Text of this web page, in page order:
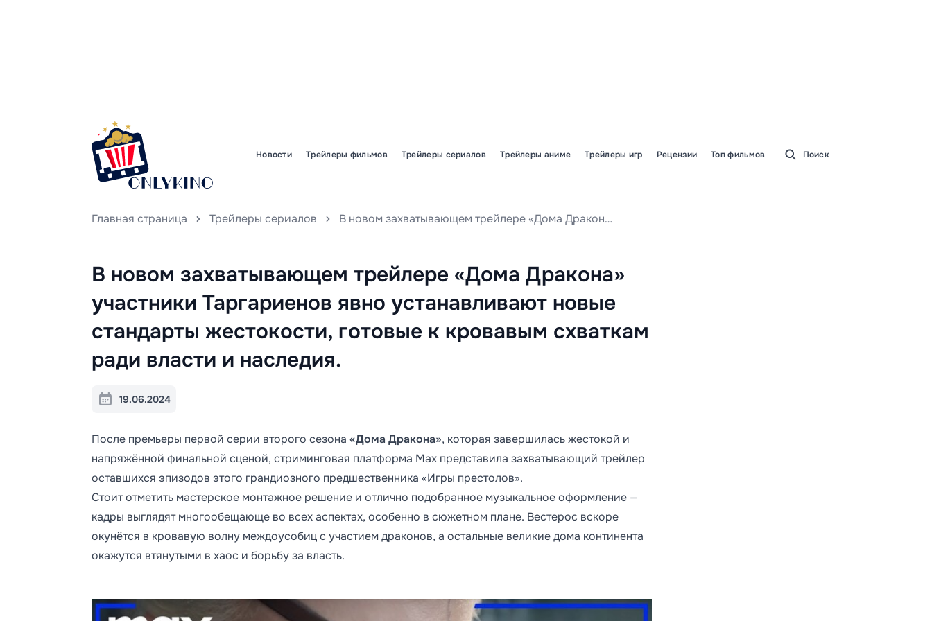
Новости Трейлеры фильмов Трейлеры сериалов Трейлеры аниме Трейлеры игр Рецензии Топ фильмов Поиск
Главная страница Трейлеры сериалов В новом захватывающем трейлере «Дома Дракона» участники Таргариенов явно устанавливают новые стандарты жестокости, готовые к кровавым схваткам ради власти и наследия.
В новом захватывающем трейлере «Дома Дракона»
участники Таргариенов явно устанавливают новые
стандарты жестокости, готовые к кровавым схваткам
ради власти и наследия.
19.06.2024
После премьеры первой серии второго сезона «Дома Дракона», которая завершилась жестокой и
напряжённой финальной сценой, стриминговая платформа Max представила захватывающий трейлер
оставшихся эпизодов этого грандиозного предшественника «Игры престолов».
Стоит отметить мастерское монтажное решение и отлично подобранное музыкальное оформление —
кадры выглядят многообещающе во всех аспектах, особенно в сюжетном плане. Вестерос вскоре
окунётся в кровавую волну междоусобиц с участием драконов, а остальные великие дома континента
окажутся втянутыми в хаос и борьбу за власть.